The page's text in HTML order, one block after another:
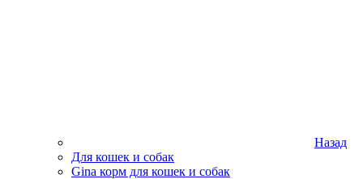
Назад
Для кошек и собак
Gina корм для кошек и собак